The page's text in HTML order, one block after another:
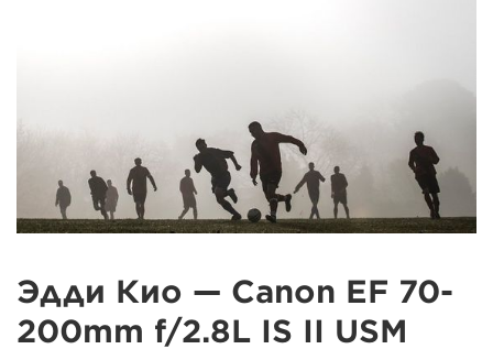
Эдди Кио — Canon EF 70-
200mm f/2.8L IS II USM